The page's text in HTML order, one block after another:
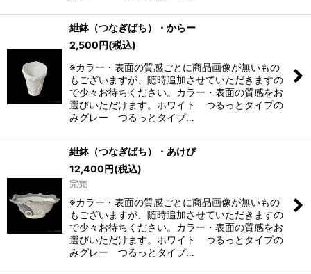
紲鉢（つなぎばち）・からー
2,500円(税込)
※カラー・表面の質感ごとに商品画像が無いもの
もございますが、随時追加させていただきますの
で少々お待ちください。カラー・表面の質感をお
選びいただけます。ホワイト つるっとタイプの
みグレー つるっとタイプ…
紲鉢（つなぎばち）・あけび
12,400円(税込)
完売
※カラー・表面の質感ごとに商品画像が無いもの
もございますが、随時追加させていただきますの
で少々お待ちください。カラー・表面の質感をお
選びいただけます。ホワイト つるっとタイプの
みグレー つるっとタイプ…